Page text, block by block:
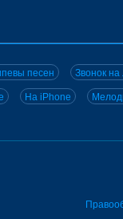
песен Звонок на
На iPhone